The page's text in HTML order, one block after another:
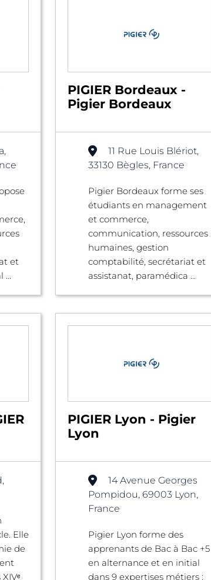
et
...
PIGIER Bordeaux -
Pigier Bordeaux
11 Rue Louis Blériot,
33130 Bègles, France
Pigier Bordeaux forme ses
étudiants en management
et commerce,
communication, ressources
humaines, gestion
comptabilité, secrétariat et
assistanat, paramédica ...
Elle
de
PIGIER Lyon - Pigier
Lyon
14 Avenue Georges
Pompidou, 69003 Lyon,
France
Pigier Lyon forme des
apprenants de Bac à Bac +5
en alternance et en initial
dans 9 expertises métiers :